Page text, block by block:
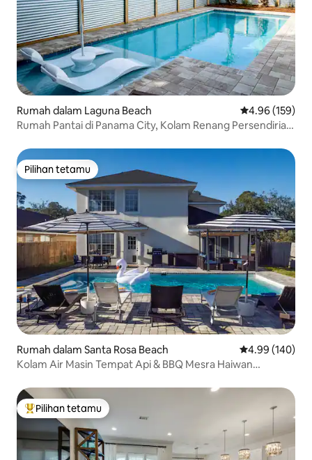
Rumah dalam Laguna Beach Penarafan
4.96 (159)
Rumah Pantai di Panama City, Kolam Renang Persendirian,
Pilihan tetamu
Pilihan tetamu
Rumah dalam Santa Rosa Beach Penarafan
4.99 (140)
Kolam Air Masin Tempat Api & BBQ Mesra Haiwan
Pilihan utama tetamu
Pilihan tetamu